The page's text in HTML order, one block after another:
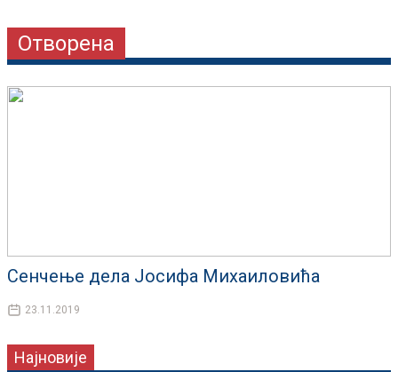
Отворена
Сенчење дела Јосифа Михаиловића
23.11.2019
Најновије